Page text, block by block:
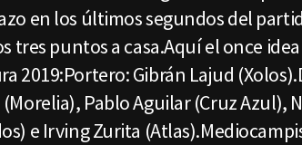
en los últimos segundos del
tres puntos a casa.Aquí el once
2019:Portero: Gibrán Lajud
Pablo Aguilar (Cruz Azul),
e Irving Zurita